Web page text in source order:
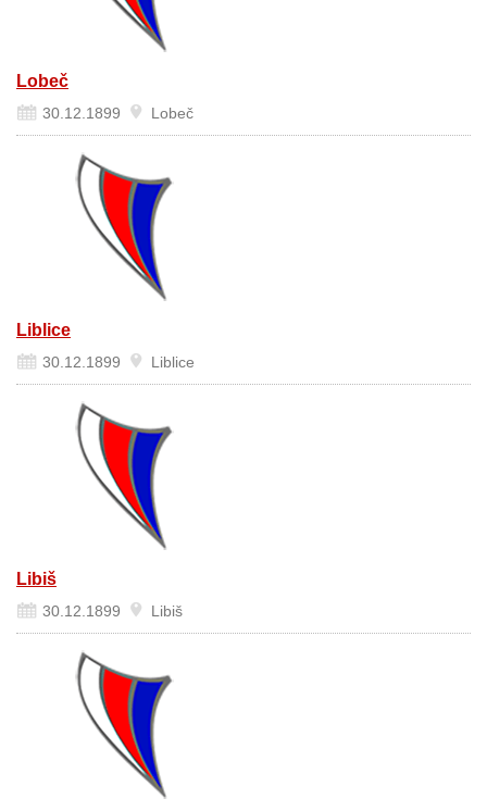
Lobeč
30.12.1899 Lobeč
Liblice
30.12.1899 Liblice
Libiš
30.12.1899 Libiš